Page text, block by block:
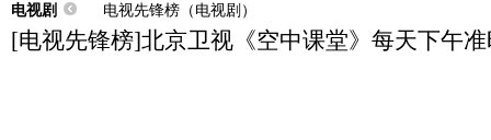
电视剧 电视先锋榜（电视剧）
[电视先锋榜]北京卫视《空中课堂》每天下午